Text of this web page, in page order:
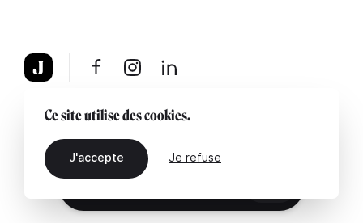
À propos Mentions légales Contactez-nous
Ce site utilise des cookies.
J'accepte Je refuse